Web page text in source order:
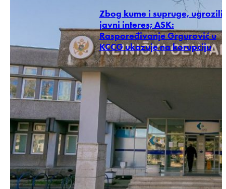
Zbog kume i supruge, ugrozili
javni interes; ASK:
Raspoređivanje Grgurović u
KCCG ukazuje na korupciju